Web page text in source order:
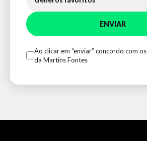
ENVIAR
Ao clicar em “enviar” concordo com os
da Martins Fontes